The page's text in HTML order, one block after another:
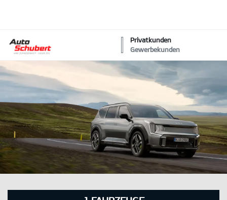
Privatkunden
Gewerbekunden